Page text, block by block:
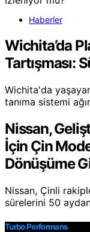
Haberler
Wichita’da
Tartışması:
Wichita'da
tanıma sistemi
Nissan,
İçin Çin
Dönüşüme
Nissan, Çinli
sürelerini 50
Turbo Performans